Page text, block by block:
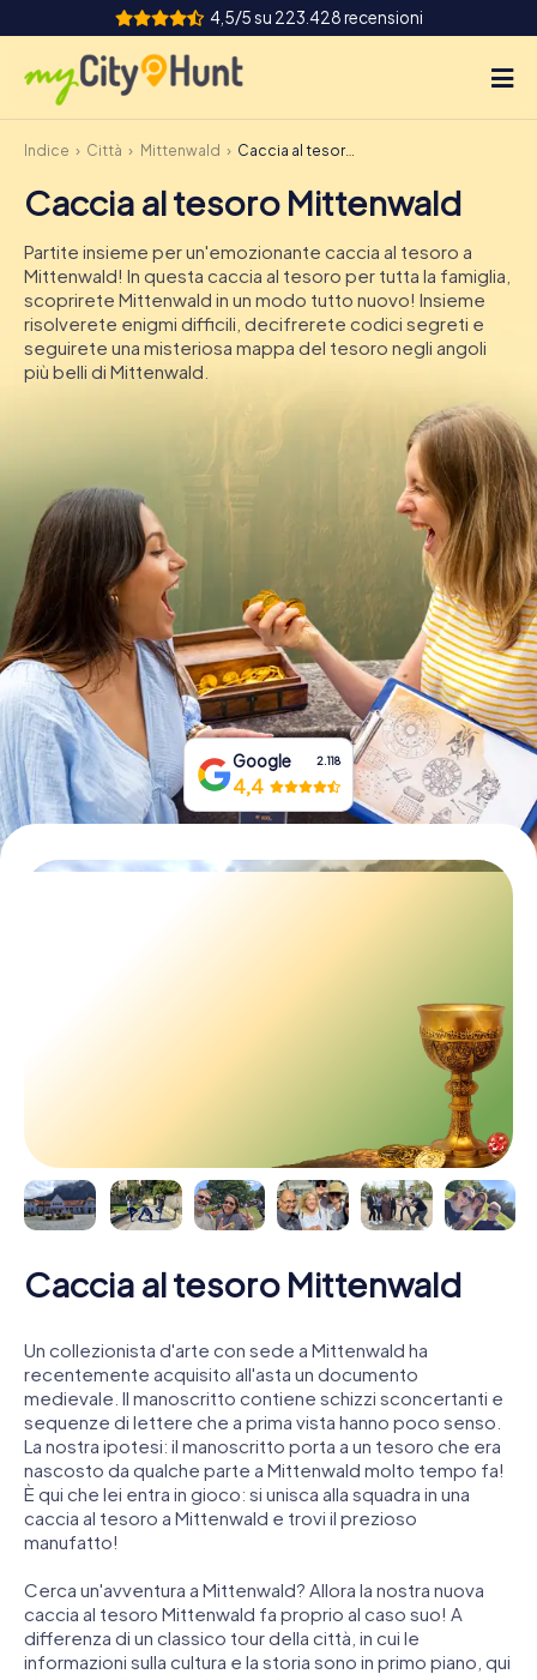
4,5/5 su 223.428 recensioni
Come funziona
Città
Tour
Team Building
Biglietti
DE
IE
IT
Prenota Biglietti
Acquista i Voucher
Indice Città Mittenwald Caccia al tesoro Mittenwald
Caccia al tesoro Mittenwald
Partite insieme per un'emozionante caccia al tesoro a
Mittenwald! In questa caccia al tesoro per tutta la famiglia,
scoprirete Mittenwald in un modo tutto nuovo! Insieme
risolverete enigmi difficili, decifrerete codici segreti e
seguirete una misteriosa mappa del tesoro negli angoli
più belli di Mittenwald.
Google 2.118
4,4
Caccia al tesoro Mittenwald
Un collezionista d'arte con sede a Mittenwald ha
recentemente acquisito all'asta un documento
medievale. Il manoscritto contiene schizzi sconcertanti e
sequenze di lettere che a prima vista hanno poco senso.
La nostra ipotesi: il manoscritto porta a un tesoro che era
nascosto da qualche parte a Mittenwald molto tempo fa!
È qui che lei entra in gioco: si unisca alla squadra in una
caccia al tesoro a Mittenwald e trovi il prezioso
manufatto!
Cerca un'avventura a Mittenwald? Allora la nostra nuova
caccia al tesoro Mittenwald fa proprio al caso suo! A
differenza di un classico tour della città, in cui le
informazioni sulla cultura e la storia sono in primo piano, qui